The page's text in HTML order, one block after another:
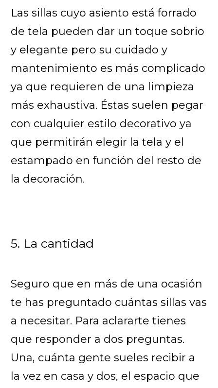
Las sillas cuyo asiento está forrado
de tela pueden dar un toque sobrio
y elegante pero su cuidado y
mantenimiento es más complicado
ya que requieren de una limpieza
más exhaustiva. Éstas suelen pegar
con cualquier estilo decorativo ya
que permitirán elegir la tela y el
estampado en función del resto de
la decoración.
5. La cantidad
Seguro que en más de una ocasión
te has preguntado cuántas sillas vas
a necesitar. Para aclararte tienes
que responder a dos preguntas.
Una, cuánta gente sueles recibir a
la vez en casa y dos, el espacio que